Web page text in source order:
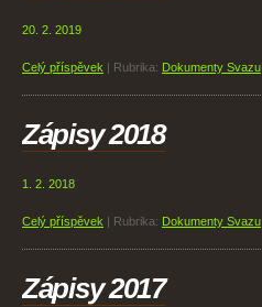
20. 2. 2019
Celý příspěvek Rubrika: Dokumenty Svazu
Zápisy 2018
1. 2. 2018
Celý příspěvek Rubrika: Dokumenty Svazu
Zápisy 2017